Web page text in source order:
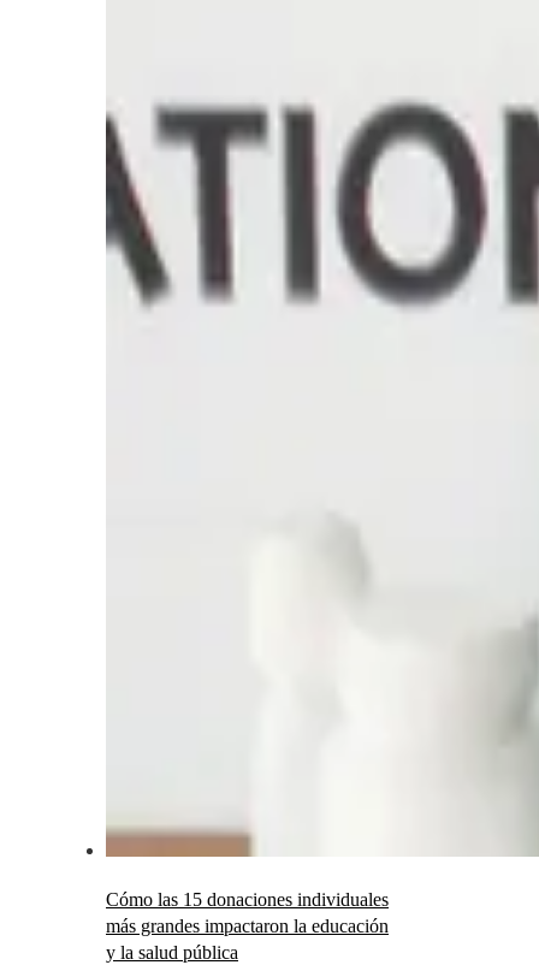
Cómo las 15 donaciones individuales
más grandes impactaron la educación
y la salud pública